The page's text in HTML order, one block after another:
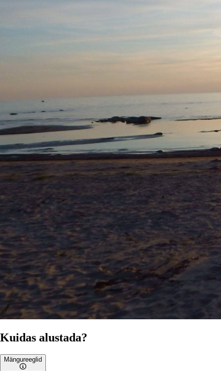
Kuidas alustada?
Mängureeglid